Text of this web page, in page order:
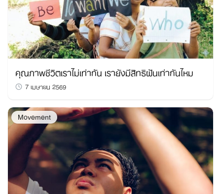
คุณภาพชีวิตเราไม่เท่ากัน เรายังมีสิทธิฝันเท่ากันไหม
7 เมษายน 2569
Movement